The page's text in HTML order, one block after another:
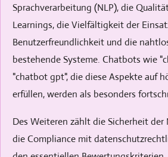
Sprachverarbeitung (NLP), die
Learnings, die Vielfältigkeit der
Benutzerfreundlichkeit und die
bestehende Systeme. Chatbots wie
"chatbot gpt", die diese Aspekte auf
erfüllen, werden als besonders
Des Weiteren zählt die Sicherheit
die Compliance mit